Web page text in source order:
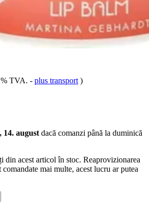
TVA. - plus transport )
august dacă comanzi până la duminică
din acest articol în stoc. Reaprovizionarea
mai multe, acest lucru ar putea